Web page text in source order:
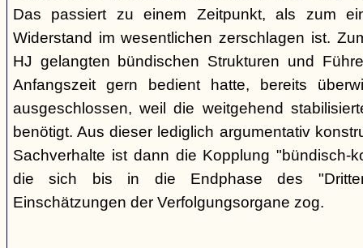
Das passiert zu einem Zeitpunkt, als zum
Widerstand im wesentlichen zerschlagen ist.
HJ gelangten bündischen Strukturen und
Anfangszeit gern bedient hatte, bereits
ausgeschlossen, weil die weitgehend
benötigt. Aus dieser lediglich argumentativ
Sachverhalte ist dann die Kopplung "bündisch-
die sich bis in die Endphase des
Einschätzungen der Verfolgungsorgane zog.